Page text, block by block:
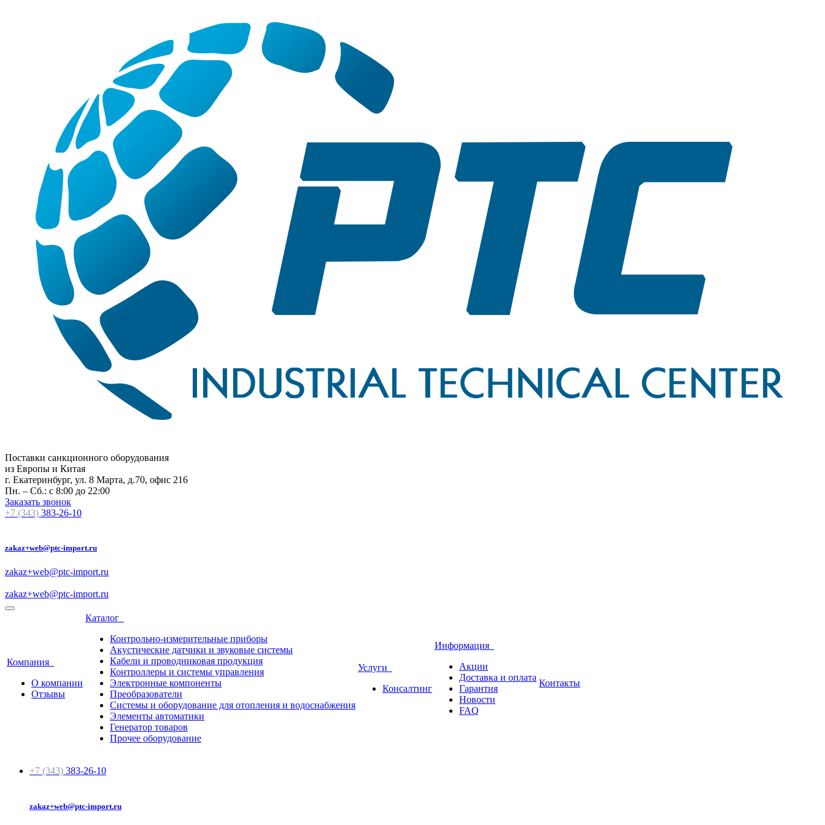
Поставки санкционного оборудования
из Европы и Китая
г. Екатеринбург, ул. 8 Марта, д.70, офис 216
Пн. – Сб.: с 8:00 до 22:00
Заказать звонок
+7 (343) 383-26-10
zakaz+web@ptc-import.ru
zakaz+web@ptc-import.ru
zakaz+web@ptc-import.ru
Компания
О компании
Отзывы
Каталог
Контрольно-измерительные приборы
Акустические датчики и звуковые системы
Кабели и проводниковая продукция
Контроллеры и системы управления
Электронные компоненты
Преобразователи
Системы и оборудование для отопления и водоснабжения
Элементы автоматики
Генератор товаров
Прочее оборудование
Услуги
Консалтинг
Информация
Акции
Доставка и оплата
Гарантия
Новости
FAQ
Контакты
+7 (343) 383-26-10
zakaz+web@ptc-import.ru